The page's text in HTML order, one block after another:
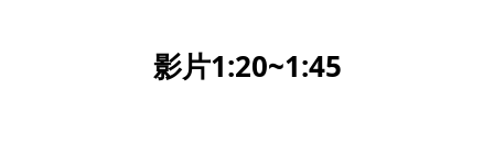
影片1:20~1:45